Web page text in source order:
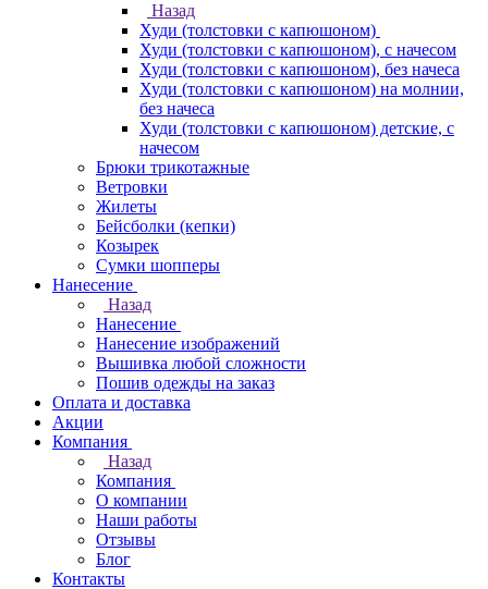
Назад
Худи (толстовки с капюшоном)
Худи (толстовки c капюшоном), с начесом
Худи (толстовки c капюшоном), без начеса
Худи (толстовки с капюшоном) на молнии,
без начеса
Худи (толстовки c капюшоном) детские, с
начесом
Брюки трикотажные
Ветровки
Жилеты
Бейсболки (кепки)
Козырек
Сумки шопперы
Нанесение
Назад
Нанесение
Нанесение изображений
Вышивка любой сложности
Пошив одежды на заказ
Оплата и доставка
Акции
Компания
Назад
Компания
О компании
Наши работы
Отзывы
Блог
Контакты